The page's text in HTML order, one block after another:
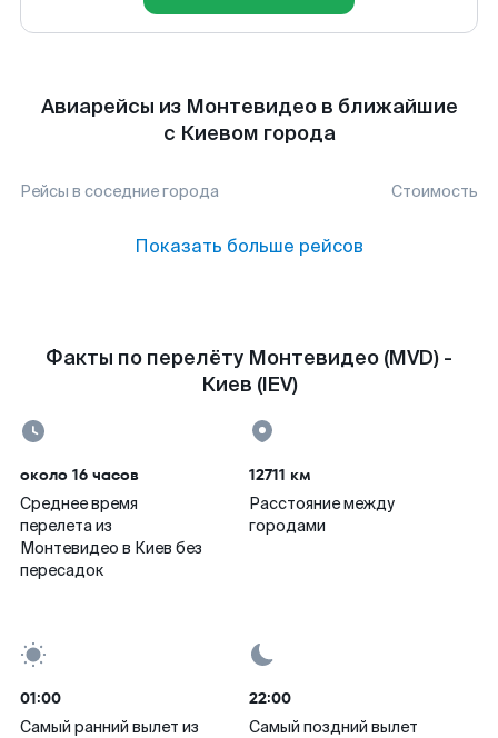
Авиарейсы из Монтевидео в ближайшие
с Киевом города
Рейсы в соседние города Стоимость
Показать больше рейсов
Факты по перелёту Монтевидео (MVD) -
Киев (IEV)
около 16 часов
Среднее время
перелета из
Монтевидео в Киев без
пересадок
12711 км
Расстояние между
городами
01:00
Самый ранний вылет из
22:00
Самый поздний вылет